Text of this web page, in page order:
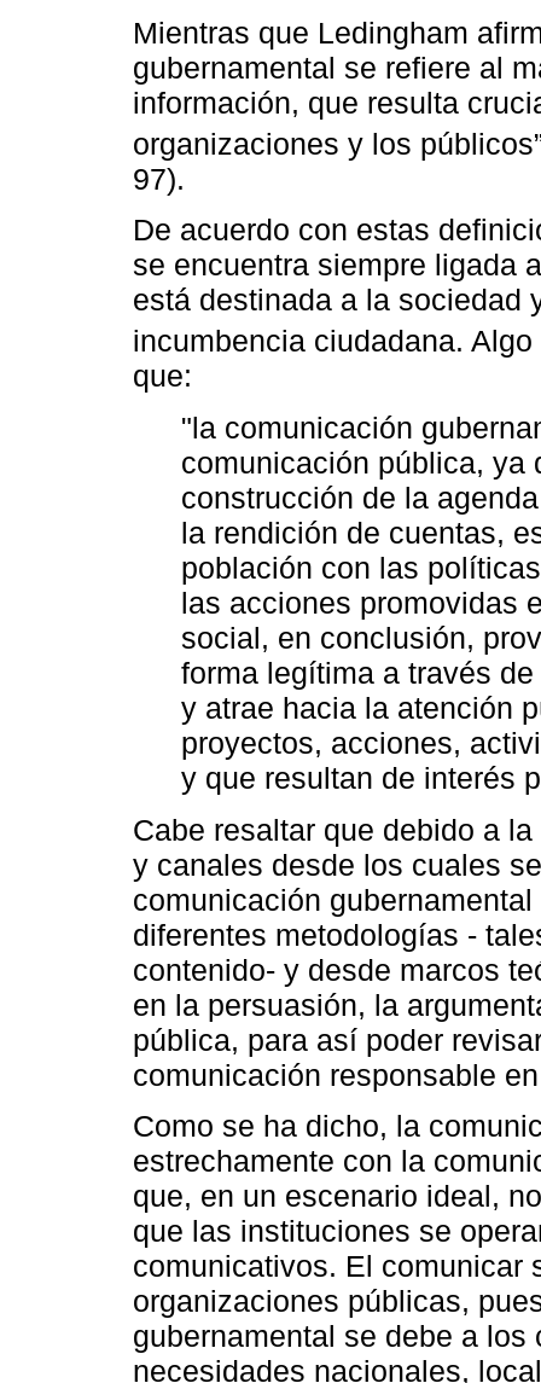
Mientras que Ledingham
gubernamental se refiere al
información, que resulta
organizaciones y los
97).
De acuerdo con estas
se encuentra siempre ligada
está destinada a la sociedad
incumbencia ciudadana.
que:
"la comunicación
comunicación pública, ya
construcción de la
la rendición de cuentas,
población con las
las acciones promovidas
social, en conclusión,
forma legítima a través
y atrae hacia la atención
proyectos, acciones,
y que resultan de interés
Cabe resaltar que debido a
y canales desde los cuales
comunicación
diferentes metodologías -
contenido- y desde marcos
en la persuasión, la
pública, para así poder
comunicación responsable
Como se ha dicho, la
estrechamente con la
que, en un escenario ideal,
que las instituciones se
comunicativos. El comunicar
organizaciones públicas,
gubernamental se debe a
necesidades nacionales,